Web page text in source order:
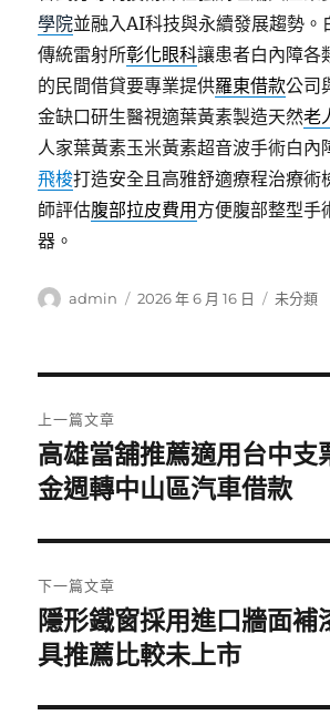
學院並融入AI科技與永續發展趨勢。
傳統雷射所彰化眼科讓患者白內障各
的民間借貸要專業提供羅東借款公司
金缺口研生醫視適葉黃素製造天然老
人家葉黃素玉米黃素超音波手術白內
飛梭打造安全且高雅舒適療程治療術
師評估腹部拉皮費用 方便腹部整型手
器。
作
admin
發
2026 年 6 月 16 日
分
未分類
章
導
覽
上一篇文章
上
一
文
章:
高雄當舖推薦適用台中支
金週轉中山區汽車借款
下一篇文章
下
一
隱形鐵窗採用進口牆面補
具推薦比較未上市